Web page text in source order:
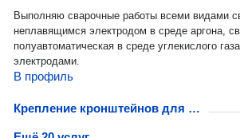
Выполняю сварочные работы всеми видами сварки.
неплавящимся электродом в среде аргона,
полуавтоматическая в среде углекислого
электродами.
В профиль
Крепление кронштейнов для радиатора